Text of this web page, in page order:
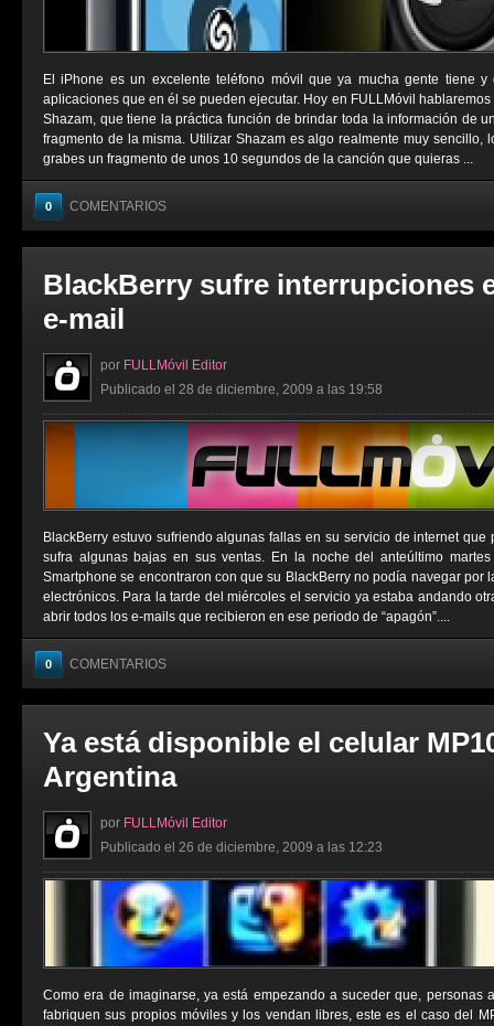
El iPhone es un excelente teléfono móvil que ya mucha gente tiene
aplicaciones que en él se pueden ejecutar. Hoy en FULLMóvil
Shazam, que tiene la práctica función de brindar toda la información de
fragmento de la misma. Utilizar Shazam es algo realmente muy sencillo,
grabes un fragmento de unos 10 segundos de la canción que quieras ...
0 COMENTARIOS
BlackBerry sufre interrupciones
e-mail
por FULLMóvil Editor
Publicado el 28 de diciembre, 2009 a las 19:58
BlackBerry estuvo sufriendo algunas fallas en su servicio de internet
sufra algunas bajas en sus ventas. En la noche del anteúltimo
Smartphone se encontraron con que su BlackBerry no podía navegar por
electrónicos. Para la tarde del miércoles el servicio ya estaba andando
abrir todos los e-mails que recibieron en ese periodo de “apagón”....
0 COMENTARIOS
Ya está disponible el celular
Argentina
por FULLMóvil Editor
Publicado el 26 de diciembre, 2009 a las 12:23
Como era de imaginarse, ya está empezando a suceder que, personas
fabriquen sus propios móviles y los vendan libres, este es el caso del